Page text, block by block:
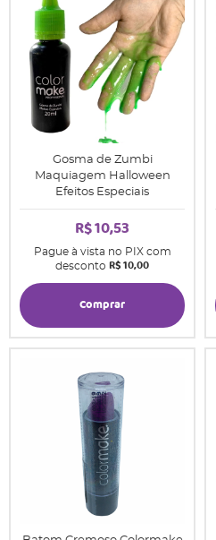
Gosma de Zumbi
Maquiagem Halloween
Efeitos Especiais
R$ 10,53
Pague à vista no PIX com
desconto R$ 10,00
Comprar